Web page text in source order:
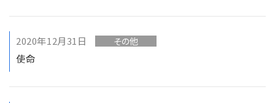
2020年12月31日 その他
使命